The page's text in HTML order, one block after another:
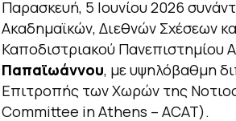
Παρασκευή, 5 Ιουνίου 2026
Ακαδημαϊκών, Διεθνών Σχέσεων
Καποδιστριακού Πανεπιστημίου
Παπαϊωάννου, με υψηλόβαθμη
Επιτροπής των Χωρών της
Committee in Athens – ACAT).